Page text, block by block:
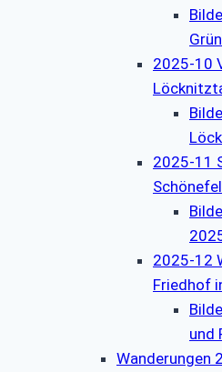
2025-10
2025-11
2025-12
Friedhof
und
Wanderungen